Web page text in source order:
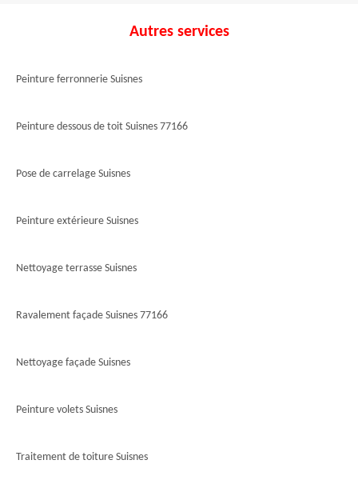
Autres services
Peinture ferronnerie Suisnes
Peinture dessous de toit Suisnes 77166
Pose de carrelage Suisnes
Peinture extérieure Suisnes
Nettoyage terrasse Suisnes
Ravalement façade Suisnes 77166
Nettoyage façade Suisnes
Peinture volets Suisnes
Traitement de toiture Suisnes